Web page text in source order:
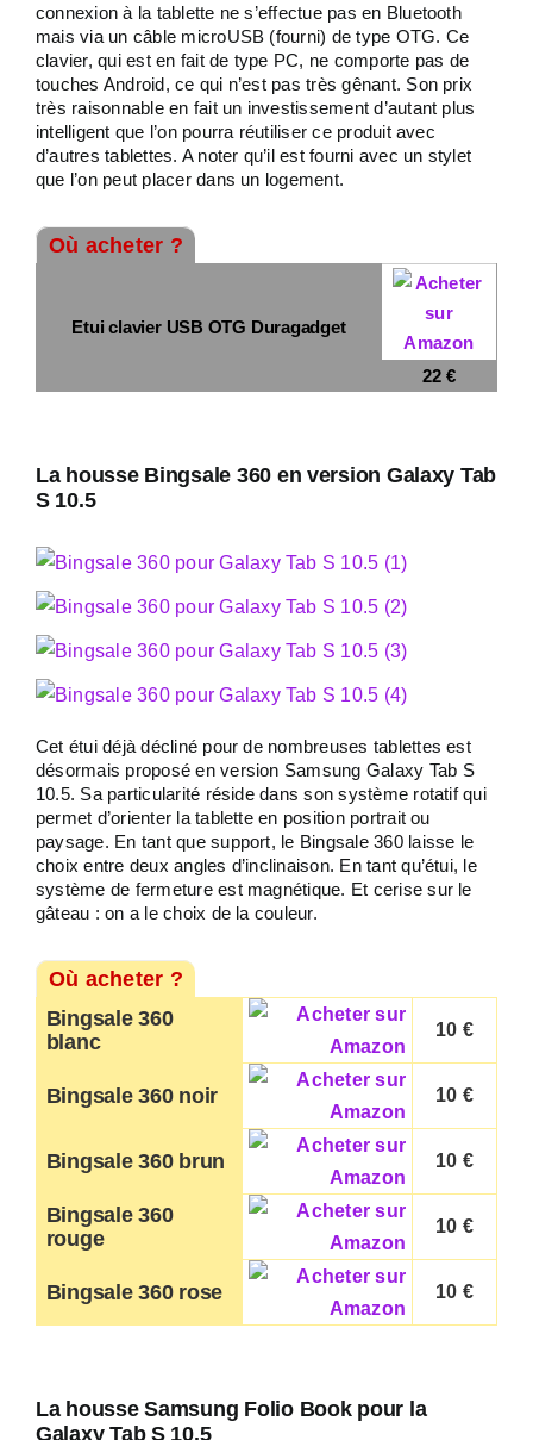
connexion à la tablette ne s’effectue pas en Bluetooth
mais via un câble microUSB (fourni) de type OTG. Ce
clavier, qui est en fait de type PC, ne comporte pas de
touches Android, ce qui n’est pas très gênant. Son prix
très raisonnable en fait un investissement d’autant plus
intelligent que l’on pourra réutiliser ce produit avec
d’autres tablettes. A noter qu’il est fourni avec un stylet
que l’on peut placer dans un logement.
Où acheter ?
Etui clavier USB OTG Duragadget
22 €
La housse Bingsale 360 en version Galaxy Tab
S 10.5
Cet étui déjà décliné pour de nombreuses tablettes est
désormais proposé en version Samsung Galaxy Tab S
10.5. Sa particularité réside dans son système rotatif qui
permet d’orienter la tablette en position portrait ou
paysage. En tant que support, le Bingsale 360 laisse le
choix entre deux angles d’inclinaison. En tant qu’étui, le
système de fermeture est magnétique. Et cerise sur le
gâteau : on a le choix de la couleur.
Où acheter ?
Bingsale 360
blanc
10 €
Bingsale 360 noir 10 €
Bingsale 360 brun 10 €
Bingsale 360
rouge
10 €
Bingsale 360 rose 10 €
La housse Samsung Folio Book pour la
Galaxy Tab S 10.5